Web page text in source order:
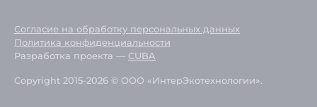
Согласие на обработку персональных данных
Политика конфиденциальности
Разработка проекта — CUBA
Copyright 2015-2026 © ООО «ИнтерЭкотехнологии».